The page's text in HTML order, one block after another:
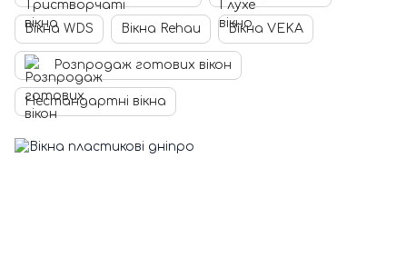
Вікна WDS Вікна Rehau Вікна VEKA
Розпродаж готових вікон
Нестандартні вікна